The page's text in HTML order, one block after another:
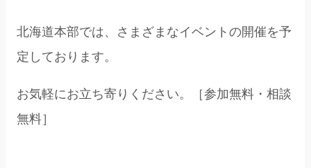
北海道本部では、さまざまなイベントの開催を予
定しております。
お気軽にお立ち寄りください。［参加無料・相談
無料］